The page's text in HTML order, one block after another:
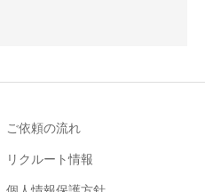
ご依頼の流れ
リクルート情報